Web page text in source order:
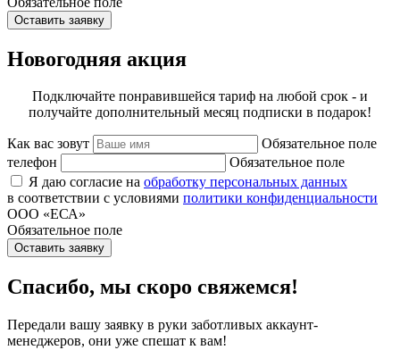
Оставить заявку
Новогодняя акция
Подключайте понравившейся тариф на любой срок - и
получайте дополнительный месяц подписки в подарок!
Как вас зовут
Обязательное поле
телефон
Обязательное поле
Я даю согласие на обработку персональных данных
в соответствии с условиями политики конфиденциальности
ООО «ЕСА»
Обязательное поле
Оставить заявку
Спасибо, мы скоро свяжемся!
Передали вашу заявку в руки заботливых аккаунт-
менеджеров, они уже спешат к вам!